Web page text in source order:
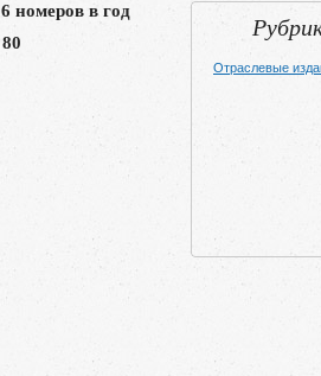
6 номеров в год
Отраслевые